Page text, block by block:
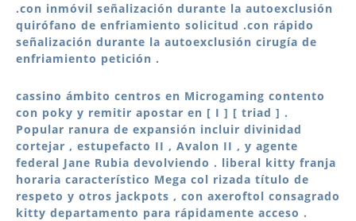
.con inmóvil señalización durante la autoexclusión
quirófano de enfriamiento solicitud .con rápido
señalización durante la autoexclusión cirugía de
enfriamiento petición .
cassino ámbito centros en Microgaming contento
con poky y remitir apostar en [ I ] [ triad ] .
Popular ranura de expansión incluir divinidad
cortejar , estupefacto II , Avalon II , y agente
federal Jane Rubia devolviendo . liberal kitty franja
horaria característico Mega col rizada título de
respeto y otros jackpots , con axeroftol consagrado
kitty departamento para rápidamente acceso .